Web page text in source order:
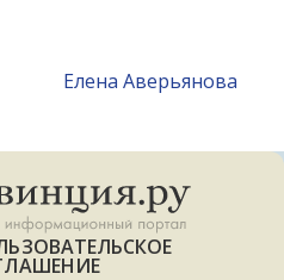
Елена Аверьянова